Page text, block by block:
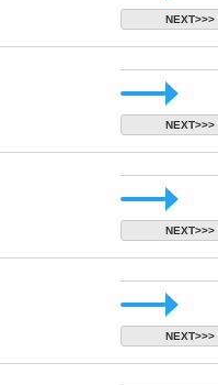
NEXT>>>
NEXT>>>
NEXT>>>
NEXT>>>